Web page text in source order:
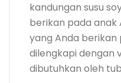
kandungan susu
berikan pada anak
yang Anda berikan
dilengkapi dengan
dibutuhkan oleh